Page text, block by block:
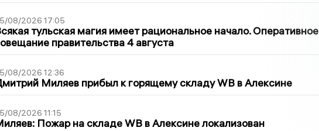
08/2026 17:05
тульская магия имеет рациональное начало. Оперативное
правительства 4 августа
08/2026 12:36
Миляев прибыл к горящему складу WB в Алексине
08/2026 11:15
Пожар на складе WB в Алексине локализован